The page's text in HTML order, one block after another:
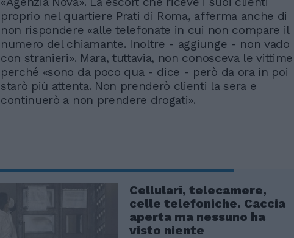
proprio nel quartiere Prati di Roma, afferma anche di
non rispondere «alle telefonate in cui non compare il
numero del chiamante. Inoltre - aggiunge - non vado
con stranieri». Mara, tuttavia, non conosceva le vittime
perché «sono da poco qua - dice - però da ora in poi
starò più attenta. Non prenderò clienti la sera e
continuerò a non prendere drogati».
Cellulari, telecamere,
celle telefoniche. Caccia
aperta ma nessuno ha
visto niente